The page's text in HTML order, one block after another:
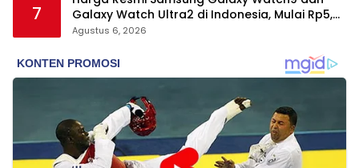
7
Galaxy Watch Ultra2 di Indonesia, Mulai Rp5,9
Jutaan
Agustus 6, 2026